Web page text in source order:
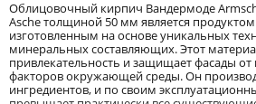
Облицовочный кирпич Вандермоде
Asche толщиной 50 мм является
изготовленным на основе уникальных
минеральных составляющих. Этот
привлекательность и защищает фасады
факторов окружающей среды. Он
ингредиентов, и по своим